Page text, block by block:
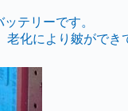
テリーです。
化により皴ができ